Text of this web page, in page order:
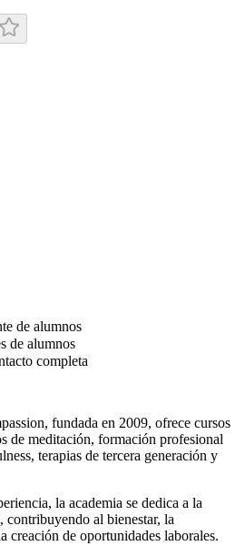
de alumnos
de alumnos
completa
fundada en 2009, ofrece cursos
de meditación, formación profesional
terapias de tercera generación y
la academia se dedica a la
contribuyendo al bienestar, la
creación de oportunidades laborales.